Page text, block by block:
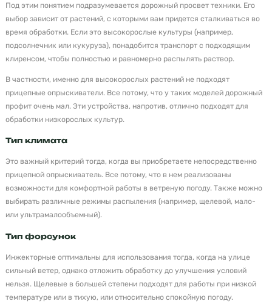
Под этим понятием подразумевается дорожный просвет техники. Его
выбор зависит от растений, с которыми вам придется сталкиваться во
время обработки. Если это высокорослые культуры (например,
подсолнечник или кукуруза), понадобится транспорт с подходящим
клиренсом, чтобы полностью и равномерно распылять раствор.
В частности, именно для высокорослых растений не подходят
прицепные опрыскиватели. Все потому, что у таких моделей дорожный
профит очень мал. Эти устройства, напротив, отлично подходят для
обработки низкорослых культур.
Тип климата
Это важный критерий тогда, когда вы приобретаете непосредственно
прицепной опрыскиватель. Все потому, что в нем реализованы
возможности для комфортной работы в ветреную погоду. Также можно
выбирать различные режимы распыления (например, щелевой, мало-
или ультрамалообъемный).
Тип форсунок
Инжекторные оптимальны для использования тогда, когда на улице
сильный ветер, однако отложить обработку до улучшения условий
нельзя. Щелевые в большей степени подходят для работы при низкой
температуре или в тихую, или относительно спокойную погоду.